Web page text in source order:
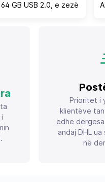
GB USB 2.0, e zezë
Prioritet i
klientëve
edhe
andaj DHL
në